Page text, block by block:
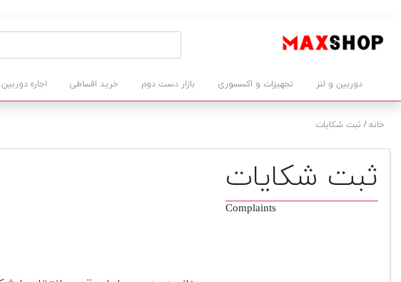
دوربین و لنز تجهیزات و اکسسوری بازار دست دوم خرید اقساطی اجاره
خانه/ ثبت شکایات
ثبت شکایات
Complaints